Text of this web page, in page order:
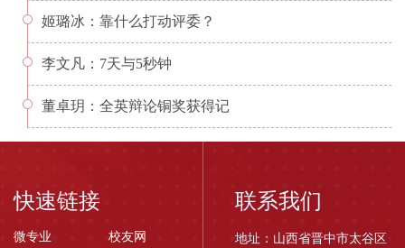
姬璐冰：靠什么打动评委？
李文凡：7天与5秒钟
董卓玥：全英辩论铜奖获得记
快速链接
微专业
校友网
联系我们
地址：山西省晋中市太谷区